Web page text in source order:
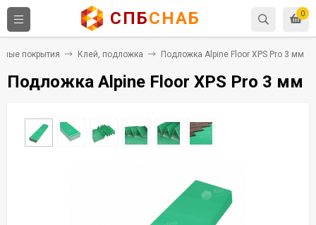
0
СПБСНАБ
покрытия Клей, подложка Подложка Alpine Floor XPS Pro 3 мм
Подложка Alpine Floor XPS Pro 3 мм